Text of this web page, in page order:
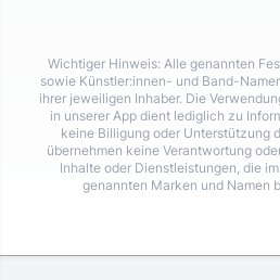
Wichtiger Hinweis: Alle genannten
sowie Künstler:innen- und Band-
ihrer jeweiligen Inhaber. Die
in unserer App dient lediglich zu
keine Billigung oder Unterstützung
übernehmen keine Verantwortung
Inhalte oder Dienstleistungen, die
genannten Marken und Namen